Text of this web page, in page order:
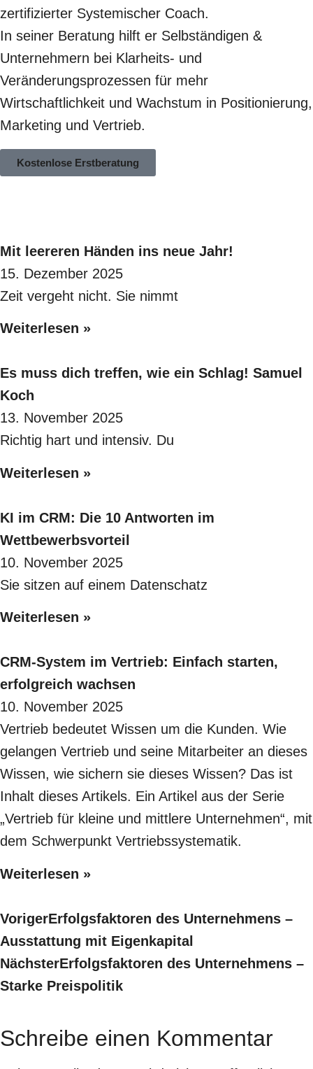
zertifizierter Systemischer Coach.
In seiner Beratung hilft er Selbständigen &
Unternehmern bei Klarheits- und
Veränderungsprozessen für mehr
Wirtschaftlichkeit und Wachstum in Positionierung,
Marketing und Vertrieb.
Kostenlose Erstberatung
Mit leereren Händen ins neue Jahr!
15. Dezember 2025
Zeit vergeht nicht. Sie nimmt
Weiterlesen »
Es muss dich treffen, wie ein Schlag! Samuel
Koch
13. November 2025
Richtig hart und intensiv. Du
Weiterlesen »
KI im CRM: Die 10 Antworten im
Wettbewerbsvorteil
10. November 2025
Sie sitzen auf einem Datenschatz
Weiterlesen »
CRM-System im Vertrieb: Einfach starten,
erfolgreich wachsen
10. November 2025
Vertrieb bedeutet Wissen um die Kunden. Wie
gelangen Vertrieb und seine Mitarbeiter an dieses
Wissen, wie sichern sie dieses Wissen? Das ist
Inhalt dieses Artikels. Ein Artikel aus der Serie
„Vertrieb für kleine und mittlere Unternehmen“, mit
dem Schwerpunkt Vertriebssystematik.
Weiterlesen »
VorigerErfolgsfaktoren des Unternehmens –
Ausstattung mit Eigenkapital
NächsterErfolgsfaktoren des Unternehmens –
Starke Preispolitik
Schreibe einen Kommentar